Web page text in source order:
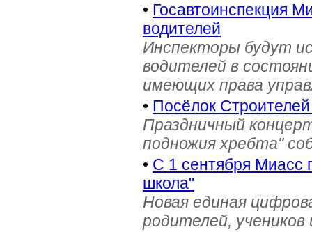
• Госавтоинспекция
водителей
Инспекторы будут
водителей в
имеющих права
• Посёлок
Праздничный
подножия хребта"
• С 1 сентября Миасс
школа"
Новая единая
родителей, учеников